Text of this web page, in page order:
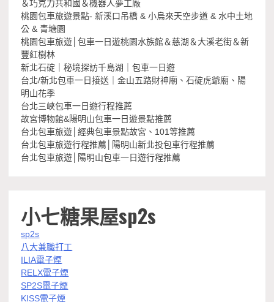
＆巧克力共和國＆機器人夢工廠
桃園包車旅遊景點- 新溪口吊橋 & 小烏來天空步道 & 水中土地
公 & 青塘園
桃園包車旅遊│包車一日遊桃園水族館＆慈湖＆大溪老街＆新
豐紅樹林
新北石碇｜秘境探訪千島湖｜包車一日遊
台北/新北包車一日接送｜金山五路財神廟、石碇虎爺廟、陽
明山花季
台北三峽包車一日遊行程推薦
故宮博物館&陽明山包車一日遊景點推薦
台北包車旅遊│經典包車景點故宮、101等推薦
台北包車旅遊行程推薦│陽明山新北投包車行程推薦
台北包車旅遊│陽明山包車一日遊行程推薦
小七糖果屋sp2s
sp2s
八大兼職打工
ILIA電子煙
RELX電子煙
SP2S電子煙
KISS電子煙